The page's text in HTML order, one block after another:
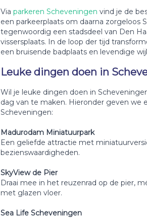
Via parkeren Scheveningen vind je de
een parkeerplaats om daarna zorgeloos
tegenwoordig een stadsdeel van Den
vissersplaats. In de loop der tijd
een bruisende badplaats en levendige
Leuke dingen doen in
Wil je leuke dingen doen in
dag van te maken. Hieronder geven we
Scheveningen:
Madurodam Miniatuurpark
Een geliefde attractie met
bezienswaardigheden.
SkyView de Pier
Draai mee in het reuzenrad op de pier,
met glazen vloer.
Sea Life Scheveningen